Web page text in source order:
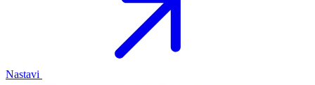
Nastavi